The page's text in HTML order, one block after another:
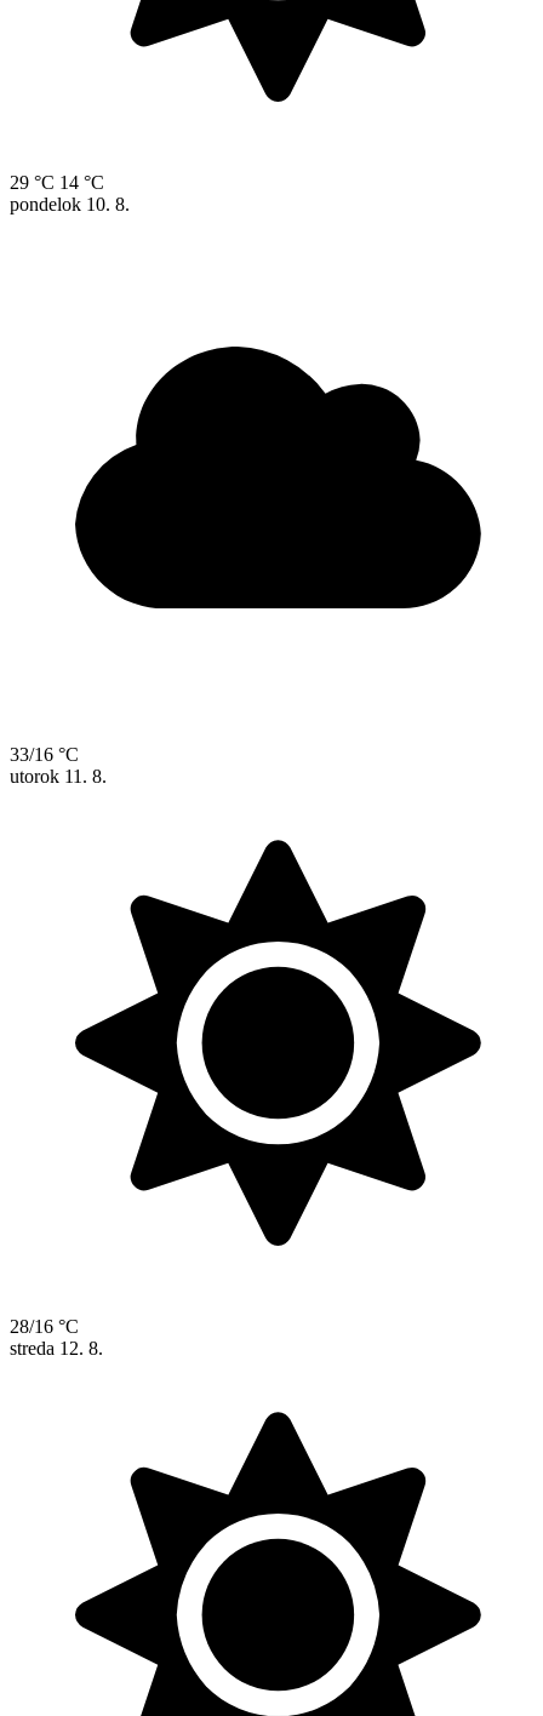
29 °C 14 °C
pondelok 10. 8.
33/16 °C
utorok 11. 8.
28/16 °C
streda 12. 8.